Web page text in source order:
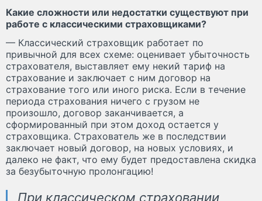
Какие сложности или недостатки существуют при
работе с классическими страховщиками?
— Классический страховщик работает по
привычной для всех схеме: оценивает убыточность
страхователя, выставляет ему некий тариф на
страхование и заключает с ним договор на
страхование того или иного риска. Если в течение
периода страхования ничего с грузом не
произошло, договор заканчивается, а
сформированный при этом доход остается у
страховщика. Страхователь же в последствии
заключает новый договор, на новых условиях, и
далеко не факт, что ему будет предоставлена скидка
за безубыточную пролонгацию!
При классическом страховании